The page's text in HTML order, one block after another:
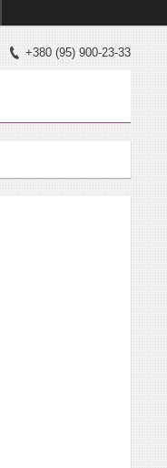
+380 (95) 900-23-33